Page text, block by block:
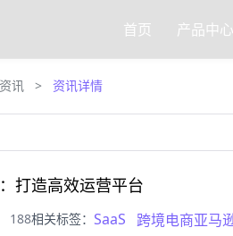
首页 产品中心
讯 > 资讯详情
打造高效运营平台
188相关标签： SaaS 跨境电商亚马